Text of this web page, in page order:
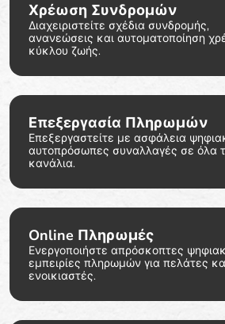
Χρέωση Συνδρομών
Διαχειριστείτε σχέδια συνδρομής,
ανανεώσεις και αυτοματοποίηση
κύκλου ζωής.
Επεξεργασία Πληρωμών
Επεξεργαστείτε με ασφάλεια
αυτοπρόσωπες συναλλαγές σε όλα
κανάλια.
Online Πληρωμές
Ενεργοποιήστε απρόσκοπτες
εμπειρίες πληρωμών για πελάτες
ενοικιαστές.